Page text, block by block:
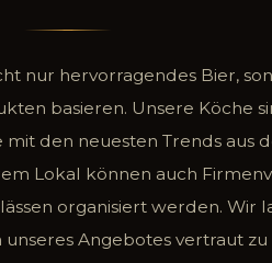
nur hervorragendes Bier,
basieren. Unsere Köche
den neuesten Trends aus
Lokal können auch
organisiert werden. Wir
Angebotes vertraut zu